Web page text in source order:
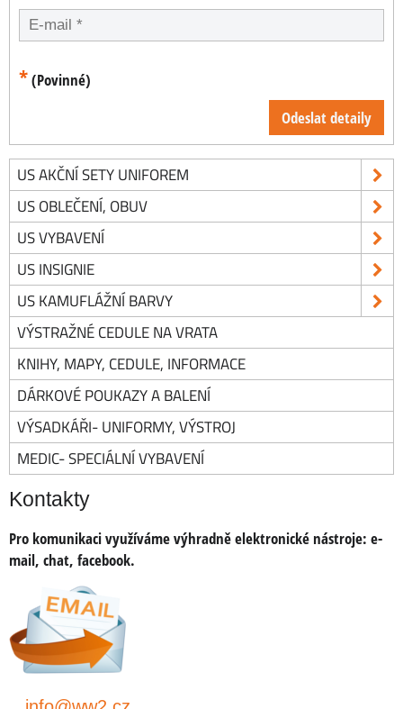
*(Povinné)
Odeslat detaily
US AKČNÍ SETY UNIFOREM
US OBLEČENÍ, OBUV
US VYBAVENÍ
US INSIGNIE
US KAMUFLÁŽNÍ BARVY
VÝSTRAŽNÉ CEDULE NA VRATA
KNIHY, MAPY, CEDULE, INFORMACE
DÁRKOVÉ POUKAZY A BALENÍ
VÝSADKÁŘI- UNIFORMY, VÝSTROJ
MEDIC- SPECIÁLNÍ VYBAVENÍ
Kontakty
Pro komunikaci využíváme výhradně elektronické nástroje: e-
mail, chat, facebook.